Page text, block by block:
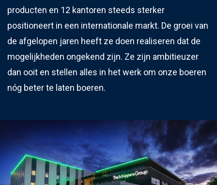
producten en 12 kantoren steeds sterker
positioneert in een internationale markt. De groei van
de afgelopen jaren heeft ze doen realiseren dat de
mogelijkheden ongekend zijn. Ze zijn ambitieuzer
dan ooit en stellen alles in het werk om onze boeren
nóg beter te laten boeren.